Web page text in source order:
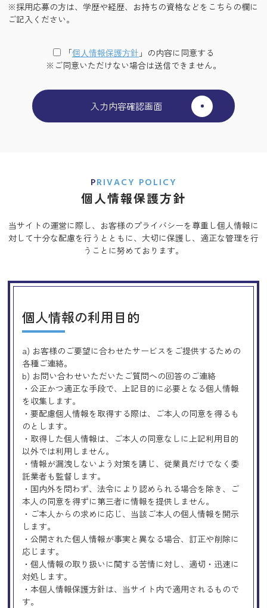
※採用応募の方は、学歴や経歴、お持ちの資格などをこちらの欄に
ご記入ください。
「個⼈情報保護⽅針 」の内容に同意する
※ご同意いただけない場合は送信できません。
PRIVACY POLICY
個人情報保護方針
当サイトの運営に際し、お客様のプライバシーを尊重し個人情報に
対して十分な配慮を行うとともに、 大切に保護し、適正な管理を行
うことに努めております。
個人情報の利用目的
a) お客様のご要望に合わせたサービスをご提供するための
各種ご連絡。
b) お問い合わせいただいたご質問への回答のご連絡
・公正かつ適正な手段で、上記目的に必要となる個人情報
を収集します。
・要配慮個人情報を取得する際は、ご本人の同意を得るも
のとします。
・取得した個人情報は、ご本人の同意なしに上記利用目的
以外では利用しません。
・情報が漏洩しないよう対策を講じ、従業員だけでなく委
託業者も監督します。
・国内外を問わず、法令により認められる場合を除き、ご
本人の同意を得ずに第三者に情報を提供しません。
・ご本人からの求めに応じ、当該ご本人の個人情報を開示
します。
・公開された個人情報が事実と異なる場合、訂正や削除に
応じます。
・個人情報の取り扱いに関する苦情に対し、適切・迅速に
対処します。
・本個人情報保護方針は、当サイト内で適用されるもので
す。